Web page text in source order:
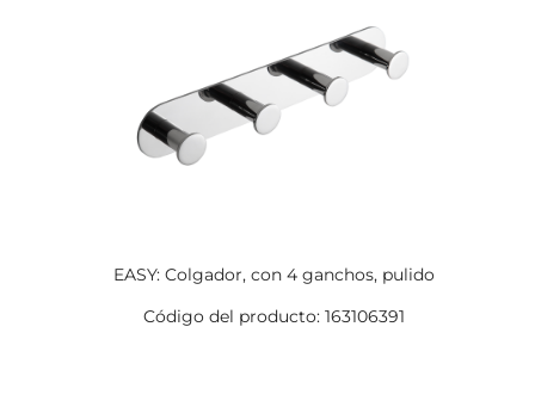
EASY: Colgador, con 4 ganchos, pulido
Código del producto: 163106391